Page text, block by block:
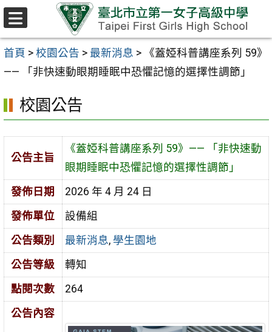
跳至主要內容區
首頁 > 校園公告 > 最新消息 >
《蓋婭科普講座系列 59》
—— 「非快速動眼期睡眠中恐懼記憶的選擇性調節」
校園公告
公告主旨
《蓋婭科普講座系列 59》—— 「非快速動
眼期睡眠中恐懼記憶的選擇性調節」
發佈日期
2026 年 4 月 24 日
發佈單位
設備組
公告類別
最新消息, 學生園地
公告等級
轉知
點閱次數
264
公告內容
選
單